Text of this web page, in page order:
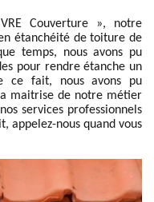
Couverture », notre
étanchéité de toiture de
temps, nous avons pu
pour rendre étanche un
ce fait, nous avons pu
maitrise de notre métier
services professionnels
appelez-nous quand vous